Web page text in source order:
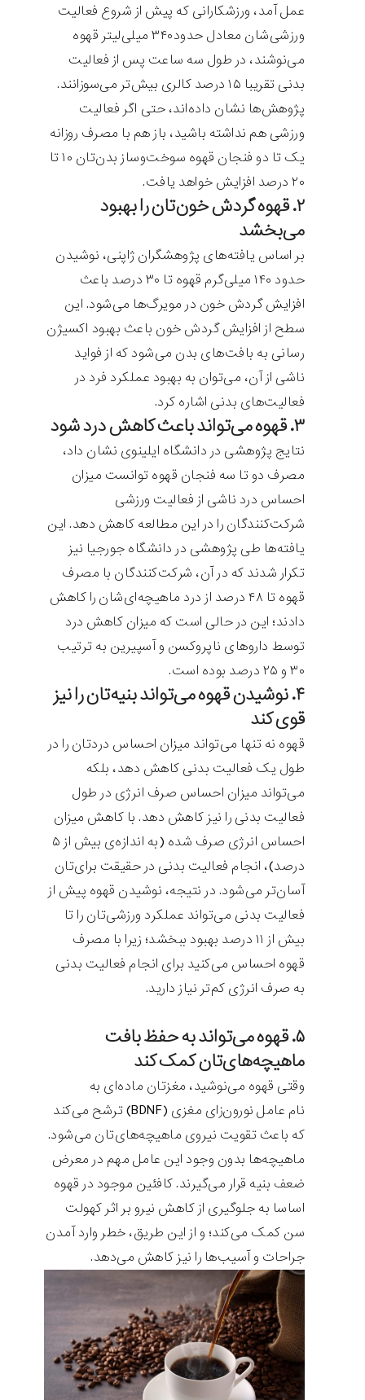
عمل آمد، ورزشکارانی که پیش از شروع فعالیت
ورزشی‌شان معادل حدود۳۴۰ میلی‌لیتر قهوه
می‌نوشند، در طول سه ساعت پس از فعالیت
بدنی‌ تقریبا ۱۵ درصد کالری بیش‌تر می‌سوزانند.
پژوهش‌ها نشان داده‌اند، حتی اگر فعالیت
ورزشی‌ هم نداشته باشید، باز هم با مصرف روزانه
یک تا دو فنجان قهوه سوخت‌وساز بدن‌تان ۱۰ تا
۲۰ درصد افزایش خواهد یافت.
۲. قهوه گردش خون‌تان را بهبود
می‌بخشد
بر اساس یافته‌های پژوهشگران ژاپنی، نوشیدن
حدود ۱۴۰ میلی‌گرم قهوه تا ۳۰ درصد باعث
افزایش گردش خون در مویرگ‌ها می‌شود. این
سطح از افزایش گردش خون باعث بهبود اکسیژن
رسانی به بافت‌های بدن می‌شود که از فواید
ناشی از آن، می‌توان به بهبود عملکرد فرد در
فعالیت‌های بدنی اشاره کرد.
۳. قهوه می‌تواند باعث کاهش درد شود
نتایج پژوهشی در دانشگاه ایلینوی نشان داد،
مصرف دو تا سه فنجان قهوه توانست میزان
احساس درد ناشی از فعالیت ورزشی
شرکت‌کنندگان را در این مطالعه کاهش دهد. این
یافته‌ها طی پژوهشی در دانشگاه جورجیا نیز
تکرار شدند که در آن، شرکت‌کنندگان با مصرف
قهوه تا ۴۸ درصد از درد ماهیچه‌ای‌شان را کاهش
دادند؛ این در حالی است که میزان کاهش درد
توسط داروهای ناپروکسن و آسپیرین به ترتیب
۳۰ و ۲۵ درصد بوده است.
۴. نوشیدن قهوه می‌تواند بنیه‌تان را نیز
قوی کند
قهوه نه تنها می‌تواند میزان احساس دردتان را در
طول یک فعالیت بدنی کاهش دهد، بلکه
می‌تواند میزان احساس صرف انرژی در طول
فعالیت بدنی را نیز کاهش دهد. با کاهش میزان
احساس انرژی صرف شده (به اندازه‌ی بیش از ۵
درصد)، انجام فعالیت بدنی در حقیقت برای‌تان
آسان‌تر می‌شود. در نتیجه، نوشیدن قهوه پیش از
فعالیت بدنی می‌تواند عملکرد ورزشی‌تان را تا
بیش از ۱۱ درصد بهبود ببخشد؛ زیرا با مصرف
قهوه احساس می‌کنید برای انجام فعالیت بدنی
به صرف انرژی کم‌تر نیاز دارید.
۵. قهوه می‌تواند به حفظ بافت
ماهیچه‌های‌تان کمک کند
وقتی قهوه می‌نوشید، مغزتان ماده‌ای به
نام عامل نورون‌زای مغزی (BDNF) ترشح می‌کند
که باعث تقویت نیروی ماهیچه‌های‌تان می‌شود.
ماهیچه‌ها بدون وجود این عامل مهم در معرض
ضعف بنیه قرار می‌گیرند. کافئین موجود در قهوه
اساسا به جلوگیری از کاهش نیرو بر اثر کهولت
سن کمک می‌کند؛ و از این طریق، خطر وارد آمدن
جراحات و آسیب‌ها را نیز کاهش می‌دهد.